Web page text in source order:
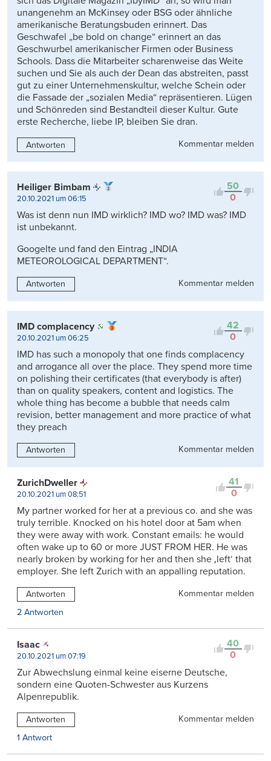
unangenehm an McKinsey oder BSG oder ähnliche
amerikanische Beratungsbuden erinnert. Das
Geschwafel „be bold on change“ erinnert an das
Geschwurbel amerikanischer Firmen oder Business
Schools. Dass die Mitarbeiter scharenweise das Weite
suchen und Sie als auch der Dean das abstreiten, passt
gut zu einer Unternehmenskultur, welche Schein oder
die Fassade der „sozialen Media“ repräsentieren. Lügen
und Schönreden sind Bestandteil dieser Kultur. Gute
erste Recherche, liebe IP, bleiben Sie dran.
Antworten Kommentar melden
50
0
Heiliger Bimbam
20.10.2021 um 06:15
Was ist denn nun IMD wirklich? IMD wo? IMD was? IMD
ist unbekannt.
Googelte und fand den Eintrag „INDIA
METEOROLOGICAL DEPARTMENT“.
Antworten Kommentar melden
42
0
IMD complacency
20.10.2021 um 06:25
IMD has such a monopoly that one finds complacency
and arrogance all over the place. They spend more time
on polishing their certificates (that everybody is after)
than on quality speakers, content and logistics. The
whole thing has become a bubble that needs calm
revision, better management and more practice of what
they preach
Antworten Kommentar melden
41
0
ZurichDweller
20.10.2021 um 08:51
My partner worked for her at a previous co. and she was
truly terrible. Knocked on his hotel door at 5am when
they were away with work. Constant emails: he would
often wake up to 60 or more JUST FROM HER. He was
nearly broken by working for her and then she ‚left‘ that
employer. She left Zurich with an appalling reputation.
Antworten
Kommentar melden
2 Antworten
40
0
Isaac
20.10.2021 um 07:19
Zur Abwechslung einmal keine eiserne Deutsche,
sondern eine Quoten-Schwester aus Kurzens
Alpenrepublik.
Antworten
Kommentar melden
1 Antwort